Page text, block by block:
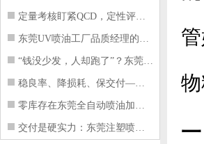
定量考核盯紧QCD，定性评价看好配合
东莞UV喷油工厂品质经理的四项核心管
“钱没少发，人却跑了”？东莞注塑喷油
稳良率、降损耗、保交付——东莞这家U
零库存在东莞全自动喷油加工厂不可行的
交付是硬实力：东莞注塑喷油厂如何用齐